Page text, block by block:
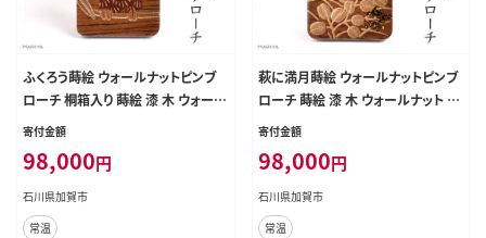
ふくろう蒔絵 ウォールナットピンブ
ローチ 桐箱入り 蒔絵 漆 木 ウォール
ナット 三日月 月 ふくろう フクロウ
統工芸 復興 震災 コロナ 能登半島
地震復興支援 北陸新幹線 F6P-154
5
寄付金額
98,000円
石川県加賀市
常温
萩に満月蒔絵 ウォールナットピンブ
ローチ 蒔絵 漆 木 ウォールナット 萩
満月 ススキ ピンブローチ アクセサリ
本製 復興 震災 コロナ 能登半島地
震復興支援 北陸新幹線 F6P-1546
寄付金額
98,000円
石川県加賀市
常温